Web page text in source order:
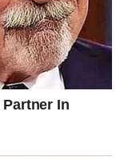
za miješanje
i pahuljasta
ne sjedine i
nasjeckajte